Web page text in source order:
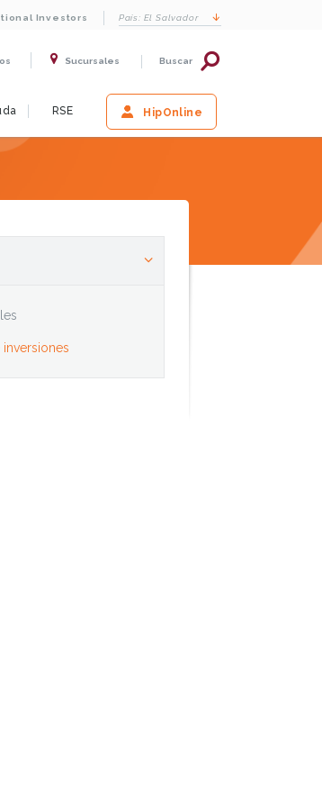
Investors País: El Salvador
Sucursales Buscar
RSE HipOnline